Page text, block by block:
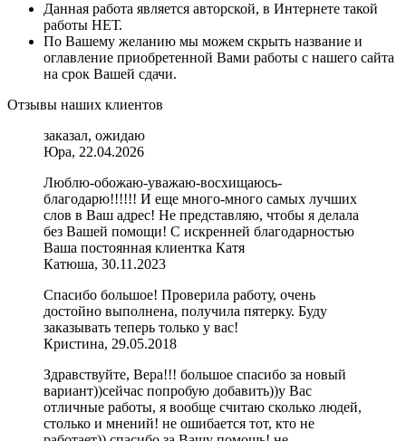
Данная работа является авторской, в Интернете такой
работы НЕТ.
По Вашему желанию мы можем скрыть название и
оглавление приобретенной Вами работы с нашего сайта
на срок Вашей сдачи.
Отзывы наших клиентов
заказал, ожидаю
Юра, 22.04.2026
Люблю-обожаю-уважаю-восхищаюсь-
благодарю!!!!!! И еще много-много самых лучших
слов в Ваш адрес! Не представляю, чтобы я делала
без Вашей помощи! С искренней благодарностью
Ваша постоянная клиентка Катя
Катюша, 30.11.2023
Спасибо большое! Проверила работу, очень
достойно выполнена, получила пятерку. Буду
заказывать теперь только у вас!
Кристина, 29.05.2018
Здравствуйте, Вера!!! большое спасибо за новый
вариант))сейчас попробую добавить))у Вас
отличные работы, я вообще считаю сколько людей,
столько и мнений! не ошибается тот, кто не